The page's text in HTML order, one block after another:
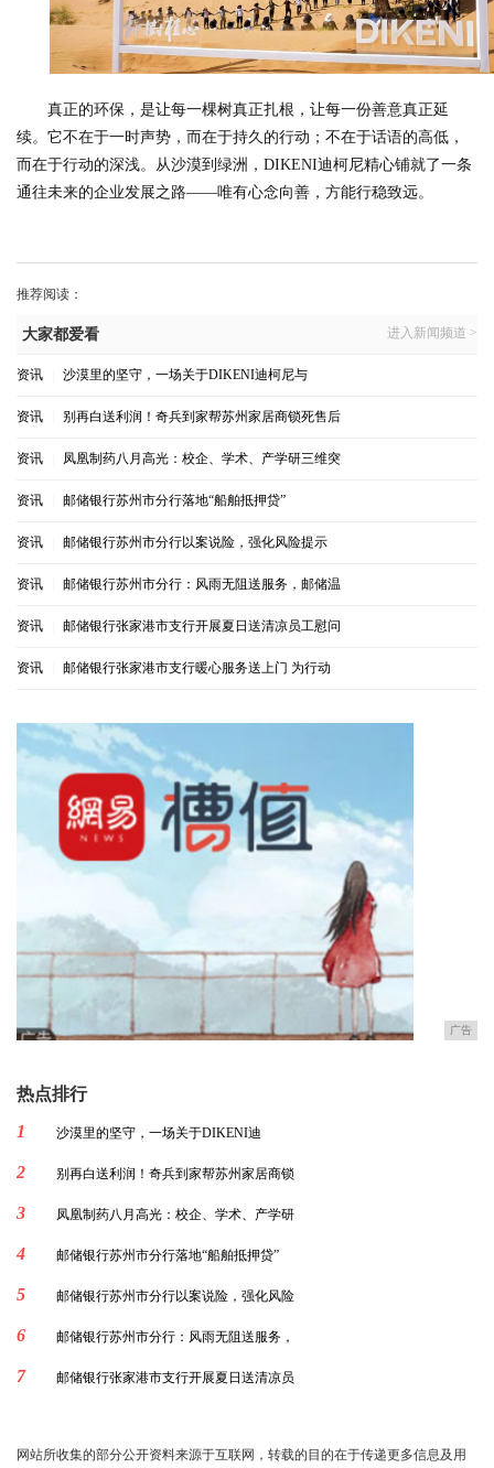
真正的环保，是让每一棵树真正扎根，让每一份善意真正延
续。它不在于一时声势，而在于持久的行动；不在于话语的高低，
而在于行动的深浅。从沙漠到绿洲，DIKENI迪柯尼精心铺就了一条
通往未来的企业发展之路——唯有心念向善，方能行稳致远。
推荐阅读：
大家都爱看 进入新闻频道 >
资讯 沙漠里的坚守，一场关于DIKENI迪柯尼与
资讯 别再白送利润！奇兵到家帮苏州家居商锁死售后
资讯 凤凰制药八月高光：校企、学术、产学研三维突
资讯 邮储银行苏州市分行落地“船舶抵押贷”
资讯 邮储银行苏州市分行以案说险，强化风险提示
资讯 邮储银行苏州市分行：风雨无阻送服务，邮储温
资讯 邮储银行张家港市支行开展夏日送清凉员工慰问
资讯 邮储银行张家港市支行暖心服务送上门 为行动
广告
热点排行
1
沙漠里的坚守，一场关于DIKENI迪
2 别再白送利润！奇兵到家帮苏州家居商锁
3 凤凰制药八月高光：校企、学术、产学研
4 邮储银行苏州市分行落地“船舶抵押贷”
5 邮储银行苏州市分行以案说险，强化风险
6 邮储银行苏州市分行：风雨无阻送服务，
7 邮储银行张家港市支行开展夏日送清凉员
网站所收集的部分公开资料来源于互联网，转载的目的在于传递更多信息及用